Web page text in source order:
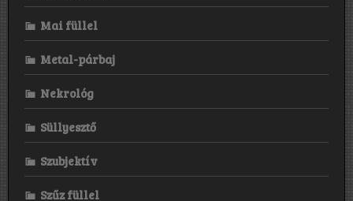
Mai füllel
Metal-párbaj
Nekrológ
Süllyesztő
Szubjektív
Szűz füllel